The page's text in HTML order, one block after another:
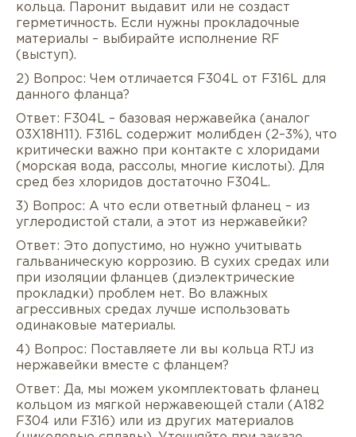
кольца. Паронит выдавит или не создаст
герметичность. Если нужны прокладочные
материалы – выбирайте исполнение RF
(выступ).
2) Вопрос: Чем отличается F304L от F316L для
данного фланца?
Ответ: F304L – базовая нержавейка (аналог
03Х18Н11). F316L содержит молибден (2–3%), что
критически важно при контакте с хлоридами
(морская вода, рассолы, многие кислоты). Для
сред без хлоридов достаточно F304L.
3) Вопрос: А что если ответный фланец – из
углеродистой стали, а этот из нержавейки?
Ответ: Это допустимо, но нужно учитывать
гальваническую коррозию. В сухих средах или
при изоляции фланцев (диэлектрические
прокладки) проблем нет. Во влажных
агрессивных средах лучше использовать
одинаковые материалы.
4) Вопрос: Поставляете ли вы кольца RTJ из
нержавейки вместе с фланцем?
Ответ: Да, мы можем укомплектовать фланец
кольцом из мягкой нержавеющей стали (A182
F304 или F316) или из других материалов